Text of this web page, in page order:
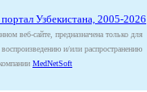
Узбекистана, 2005-2026
веб-сайте, предназначена только для
и/или распространению
MedNetSoft